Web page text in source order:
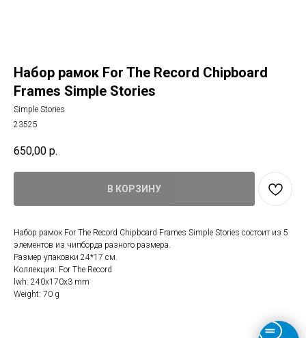
Набор рамок For The Record Chipboard
Frames Simple Stories
Simple Stories
23525
650,00 р.
В КОРЗИНУ
Набор рамок For The Record Chipboard Frames Simple Stories состоит из 5
элементов из чипборда разного размера.
Размер упаковки 24*17 см.
Коллекция: For The Record
lwh: 240x170x3 mm
Weight: 70 g